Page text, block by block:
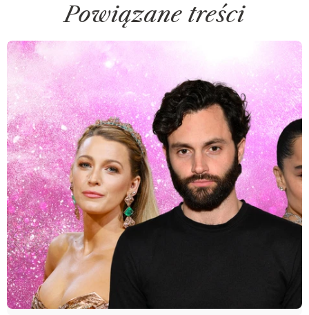
Powiązane treści